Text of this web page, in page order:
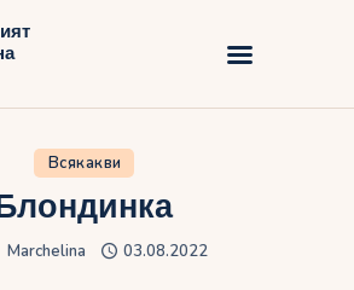
дневник на Мария
Всякакви
Marchelina 03.08.2022